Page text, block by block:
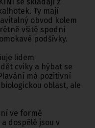
Ty mají
obvod kolem
všité spodní
podšívky.
lidem
cviky a hýbat se
má pozitivní
oblast, ale
ve formě
dospělé jsou v